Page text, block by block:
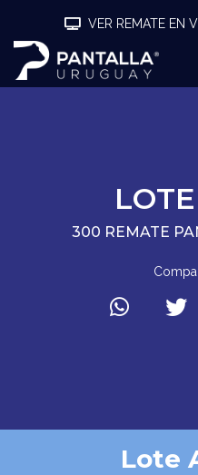
VER REMATE EN
300 REMATE
Lote